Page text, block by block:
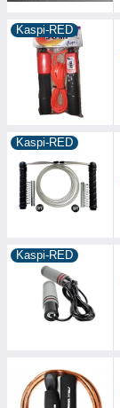
Kaspi-RED
Kaspi-RED
Kaspi-RED